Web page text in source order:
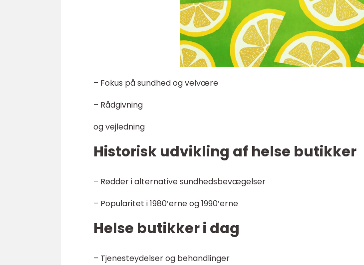
– Fokus på sundhed og velvære
– Rådgivning
og vejledning
Historisk udvikling af helse butikker
– Rødder i alternative sundhedsbevægelser
– Popularitet i 1980’erne og 1990’erne
Helse butikker i dag
– Tjenesteydelser og behandlinger